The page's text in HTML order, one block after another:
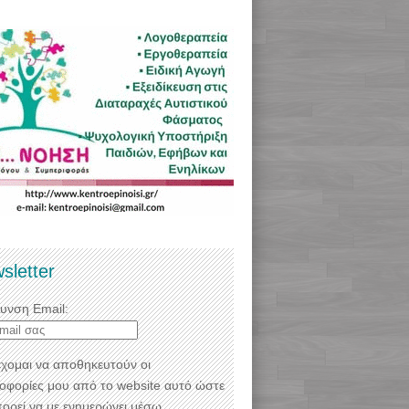
Email:
να αποθηκευτούν οι
μου από το website αυτό ώστε
να με ενημερώνει μέσω